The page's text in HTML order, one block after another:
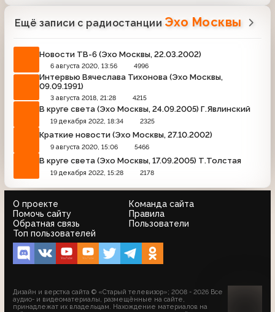
Ещё записи с радиостанции Эхо Москвы
Новости ТВ-6 (Эхо Москвы, 22.03.2002)
6 августа 2020, 13:56 4996
Интервью Вячеслава Тихонова (Эхо Москвы,
09.09.1991)
3 августа 2018, 21:28 4215
В круге света (Эхо Москвы, 24.09.2005) Г.Явлинский
19 декабря 2022, 18:34 2325
Краткие новости (Эхо Москвы, 27.10.2002)
9 августа 2020, 15:06 5466
В круге света (Эхо Москвы, 17.09.2005) Т.Толстая
19 декабря 2022, 15:28 2178
О проекте
Команда сайта
Помочь сайту
Правила
Обратная связь
Пользователи
Топ пользователей
Дизайн и верстка сайта © «Старый телевизор»; 2008 - 2026 Все
аудио- и видеоматериалы, размещённые на сайте,
принадлежат их владельцам. Нахождение материалов на